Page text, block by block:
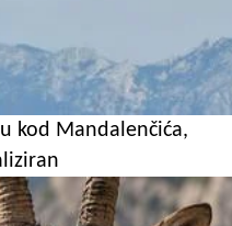
kod Mandalenčića,